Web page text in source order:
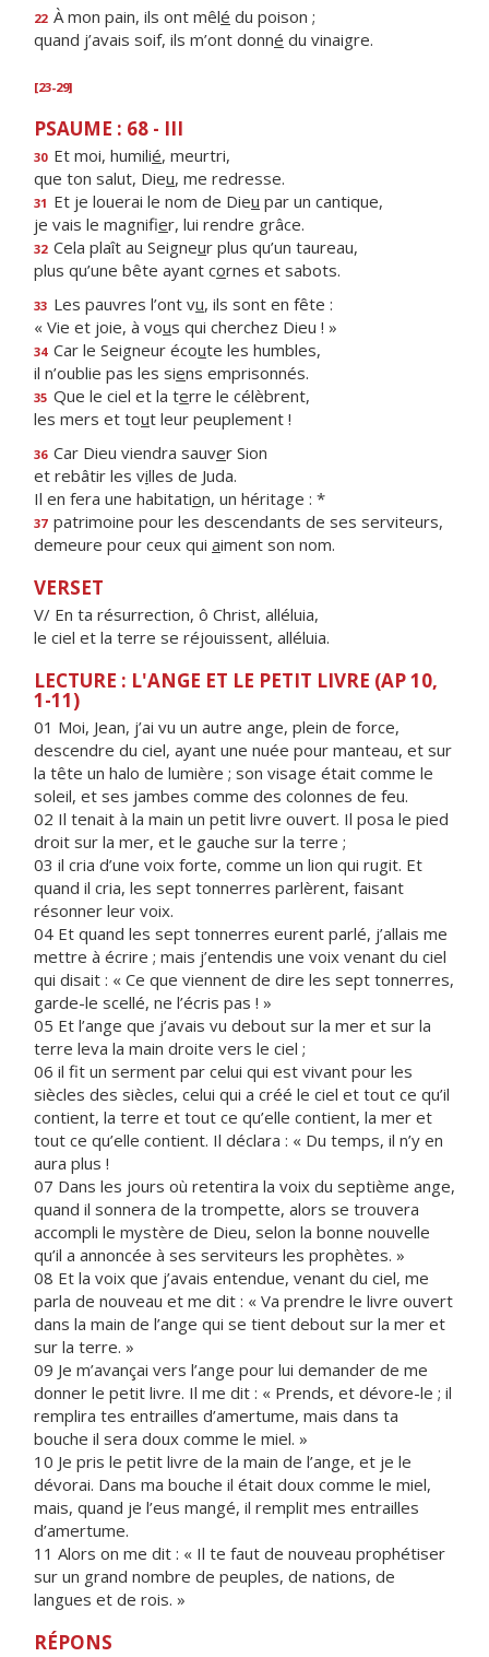
22 À mon pain, ils ont mêlé du poison ;
quand j’avais soif, ils m’ont donné du vinaigre.
[23-29]
PSAUME : 68 - III
30 Et moi, humilié, meurtri,
que ton salut, Dieu, me redresse.
31 Et je louerai le nom de Dieu par un cantique,
je vais le magnifier, lui rendre grâce.
32 Cela plaît au Seigneur plus qu’un taureau,
plus qu’une bête ayant cornes et sabots.
33 Les pauvres l’ont vu, ils sont en fête :
« Vie et joie, à vous qui cherchez Dieu ! »
34 Car le Seigneur écoute les humbles,
il n’oublie pas les siens emprisonnés.
35 Que le ciel et la terre le célèbrent,
les mers et tout leur peuplement !
36 Car Dieu viendra sauver Sion
et rebâtir les villes de Juda.
Il en fera une habitation, un héritage : *
37 patrimoine pour les descendants de ses serviteurs,
demeure pour ceux qui aiment son nom.
VERSET
V/ En ta résurrection, ô Christ, alléluia,
le ciel et la terre se réjouissent, alléluia.
LECTURE : L'ANGE ET LE PETIT LIVRE (AP 10,
1-11)
01 Moi, Jean, j’ai vu un autre ange, plein de force,
descendre du ciel, ayant une nuée pour manteau, et sur
la tête un halo de lumière ; son visage était comme le
soleil, et ses jambes comme des colonnes de feu.
02 Il tenait à la main un petit livre ouvert. Il posa le pied
droit sur la mer, et le gauche sur la terre ;
03 il cria d’une voix forte, comme un lion qui rugit. Et
quand il cria, les sept tonnerres parlèrent, faisant
résonner leur voix.
04 Et quand les sept tonnerres eurent parlé, j’allais me
mettre à écrire ; mais j’entendis une voix venant du ciel
qui disait : « Ce que viennent de dire les sept tonnerres,
garde-le scellé, ne l’écris pas ! »
05 Et l’ange que j’avais vu debout sur la mer et sur la
terre leva la main droite vers le ciel ;
06 il fit un serment par celui qui est vivant pour les
siècles des siècles, celui qui a créé le ciel et tout ce qu’il
contient, la terre et tout ce qu’elle contient, la mer et
tout ce qu’elle contient. Il déclara : « Du temps, il n’y en
aura plus !
07 Dans les jours où retentira la voix du septième ange,
quand il sonnera de la trompette, alors se trouvera
accompli le mystère de Dieu, selon la bonne nouvelle
qu’il a annoncée à ses serviteurs les prophètes. »
08 Et la voix que j’avais entendue, venant du ciel, me
parla de nouveau et me dit : « Va prendre le livre ouvert
dans la main de l’ange qui se tient debout sur la mer et
sur la terre. »
09 Je m’avançai vers l’ange pour lui demander de me
donner le petit livre. Il me dit : « Prends, et dévore-le ; il
remplira tes entrailles d’amertume, mais dans ta
bouche il sera doux comme le miel. »
10 Je pris le petit livre de la main de l’ange, et je le
dévorai. Dans ma bouche il était doux comme le miel,
mais, quand je l’eus mangé, il remplit mes entrailles
d’amertume.
11 Alors on me dit : « Il te faut de nouveau prophétiser
sur un grand nombre de peuples, de nations, de
langues et de rois. »
RÉPONS